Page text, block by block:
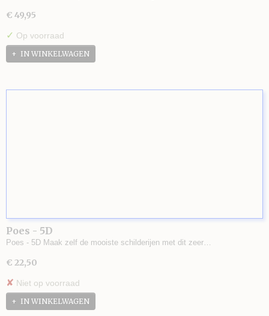
€ 49,95
✓ Op voorraad
IN WINKELWAGEN
Poes - 5D
Poes - 5D Maak zelf de mooiste schilderijen met dit zeer…
€ 22,50
✘ Niet op voorraad
IN WINKELWAGEN